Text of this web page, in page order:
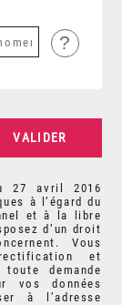
?
27 avril 2016
à l’égard du
et à la libre
d’un droit
Vous
et
demande
vos données
à l’adresse